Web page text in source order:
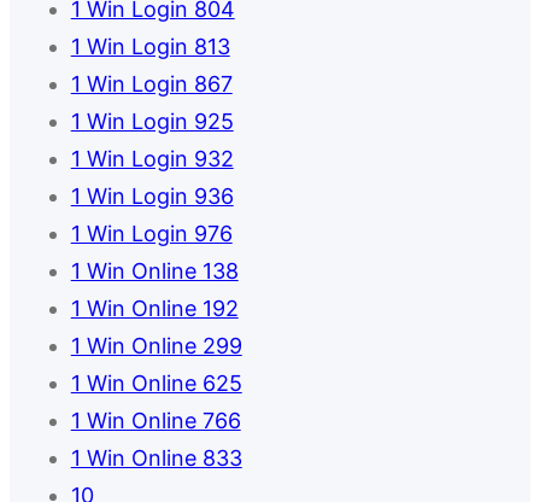
1 Win Login 804
1 Win Login 813
1 Win Login 867
1 Win Login 925
1 Win Login 932
1 Win Login 936
1 Win Login 976
1 Win Online 138
1 Win Online 192
1 Win Online 299
1 Win Online 625
1 Win Online 766
1 Win Online 833
10